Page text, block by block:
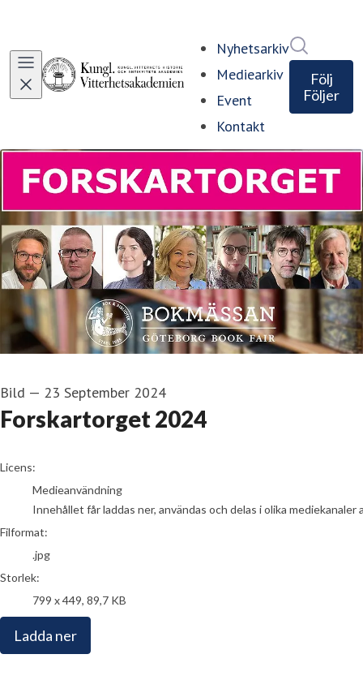
Nyhetsarkiv
Mediearkiv
Event
Kontakt
Följ
Följer
Bild — 23 September 2024
Forskartorget 2024
go to media item
Licens:
Medieanvändning
Innehållet får laddas ner, användas och delas i olika
Filformat:
.jpg
Storlek:
799 x 449, 89,7 KB
Ladda ner